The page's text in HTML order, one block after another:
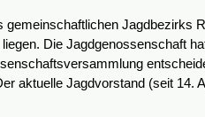
Jagdbezirks
Die Jagdgenossenschaft
aktuelle Jagdvorstand (seit 14.